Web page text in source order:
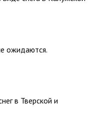
ожидаются.
в Тверской и